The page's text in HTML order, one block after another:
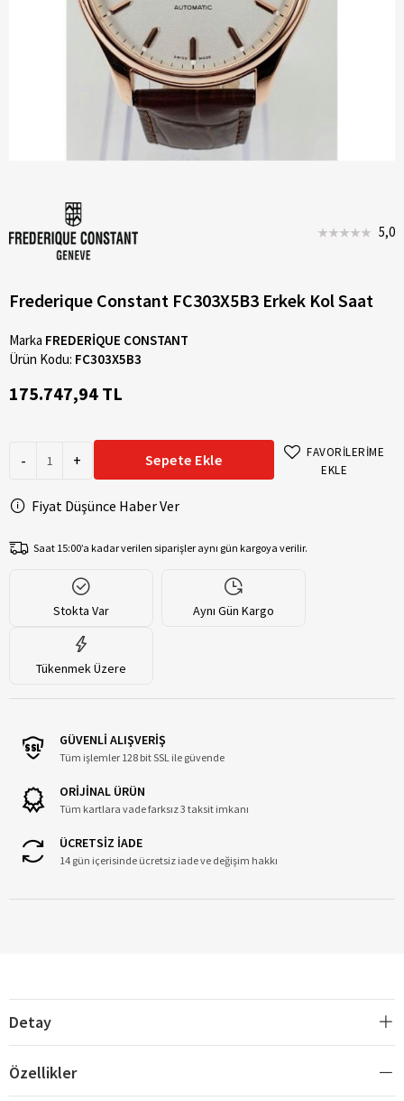
5,0
Frederique Constant FC303X5B3 Erkek Kol Saat
Marka FREDERİQUE CONSTANT
Ürün Kodu: FC303X5B3
175.747,94 TL
- + Sepete Ekle
FAVORİLERİME
EKLE
Fiyat Düşünce Haber Ver
Saat 15:00’a kadar verilen siparişler aynı gün kargoya verilir.
Stokta Var Aynı Gün Kargo
Tükenmek Üzere
GÜVENLİ ALIŞVERİŞ
Tüm işlemler 128 bit SSL ile güvende
ORİJİNAL ÜRÜN
Tüm kartlara vade farksız 3 taksit imkanı
ÜCRETSİZ İADE
14 gün içerisinde ücretsiz iade ve değişim hakkı
Detay
Özellikler